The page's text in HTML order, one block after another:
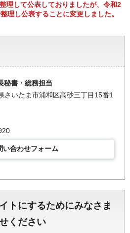
して公表しておりましたが、令和2
理し公表することに変更しました。
秘書・総務担当
さいたま市浦和区高砂三丁目15番1
い合わせフォーム
トにするためにみなさま
ください